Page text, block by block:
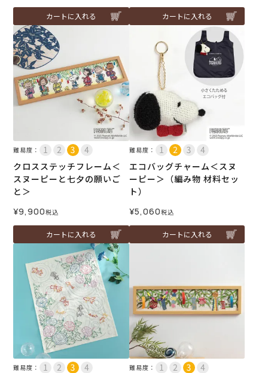
カートに入れる カートに入れる
難易度：
クロスステッチフレーム＜
スヌーピーと七夕の願いご
と＞
¥9,900税込
カートに入れる
難易度：
エコバッグチャーム＜スヌ
ーピー＞（編み物 材料セッ
ト）
¥5,060税込
カートに入れる
難易度： 難易度：